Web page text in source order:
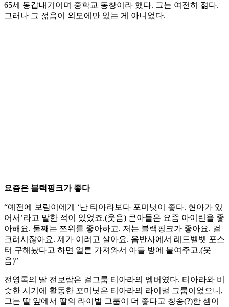
65세 동갑내기이며 중학교 동창이라 했다. 그는 여전히 젊다.
그러나 그 젊음이 외모에만 있는 게 아니었다.
요즘은 블랙핑크가 좋다
“예전에 보람이에게 ‘난 티아라보다 포미닛이 좋다. 현아가 있
어서’라고 말한 적이 있었죠.(웃음) 큰아들은 요즘 아이린을 좋
아해요. 둘째는 쯔위를 좋아하고. 저는 블랙핑크가 좋아요. 걸
크러시잖아요. 제가 이러고 살아요. 음반사에서 레드벨벳 포스
터 구해놨다고 하면 얼른 가져와서 아들 방에 붙여주고.(웃
음)”
전영록의 딸 전보람은 걸그룹 티아라의 멤버였다. 티아라와 비
슷한 시기에 활동한 포미닛은 티아라의 라이벌 그룹이었으니,
그는 딸 앞에서 딸의 라이벌 그룹이 더 좋다고 칭송(?)한 셈이